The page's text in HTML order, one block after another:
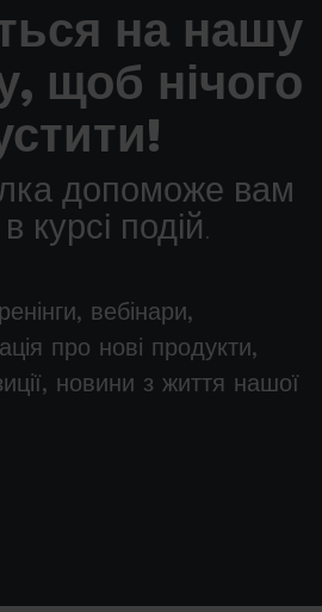
на нашу
щоб нічого
допоможе вам
курсі подій.
вебінари,
про нові продукти,
новини з життя нашої